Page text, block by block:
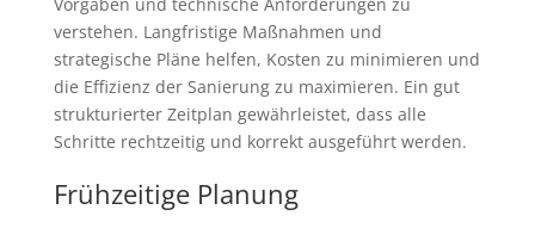
verstehen. Langfristige Maßnahmen und
strategische Pläne helfen, Kosten zu minimieren und
die Effizienz der Sanierung zu maximieren. Ein gut
strukturierter Zeitplan gewährleistet, dass alle
Schritte rechtzeitig und korrekt ausgeführt werden.
Frühzeitige Planung